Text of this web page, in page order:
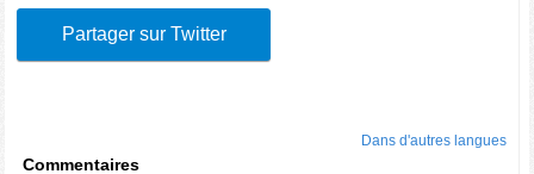
Partager sur Twitter
Dans d'autres langues
Commentaires